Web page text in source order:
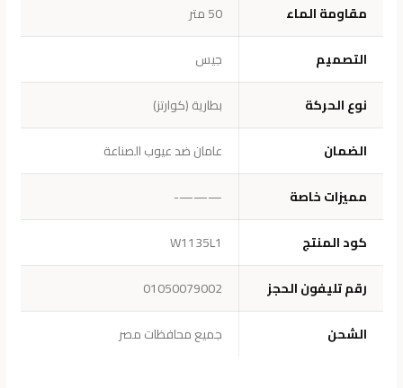
مقاومة الماء
50 متر
التصميم
جيس
نوع الحركة
بطارية (كوارتز)
الضمان
عامان ضد عيوب الصناعة
مميزات خاصة
———-
كود المنتج
W1135L1
رقم تليفون الحجز
01050079002
الشحن
جميع محافظات مصر